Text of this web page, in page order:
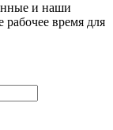
и наши
время для